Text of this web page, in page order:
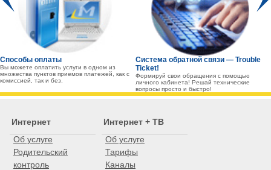
Способы оплаты
Вы можете оплатить услуги в одном из
множества пунктов приемов платежей, как с
комиссией, так и без.
Система обратной связи — Trouble
Ticket!
Формируй свои обращения с помощью
личного кабинета! Решай технические
вопросы просто и быстро!
Интернет
Об услуге
Родительский
контроль
Интернет + ТВ
Об услуге
Тарифы
Каналы